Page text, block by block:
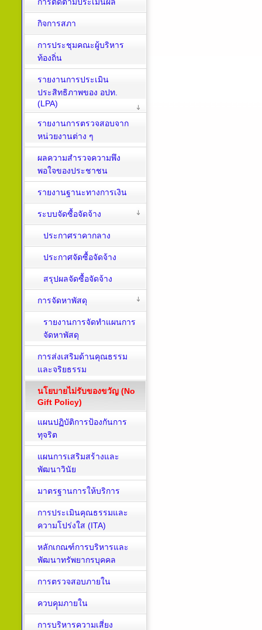
กิจการสภา
การประชุมคณะผู้บริหาร
ท้องถิ่น
รายงานการประเมิน
ประสิทธิภาพของ อปท.
(LPA)
รายงานการตรวจสอบจาก
หน่วยงานต่าง ๆ
ผลความสำรวจความพึง
พอใจของประชาชน
รายงานฐานะทางการเงิน
ระบบจัดซื้อจัดจ้าง
ประกาศราคากลาง
ประกาศจัดซื้อจัดจ้าง
สรุปผลจัดซื้อจัดจ้าง
การจัดหาพัสดุ
รายงานการจัดทำแผนการ
จัดหาพัสดุ
การส่งเสริมด้านคุณธรรม
และจริยธรรม
นโยบายไม่รับของขวัญ (No
Gift Policy)
แผนปฏิบัติการป้องกันการ
ทุจริต
แผนการเสริมสร้างและ
พัฒนาวินัย
มาตรฐานการให้บริการ
การประเมินคุณธรรมและ
ความโปร่งใส (ITA)
หลักเกณฑ์การบริหารและ
พัฒนาทรัพยากรบุคคล
การตรวจสอบภายใน
ควบคุุมภายใน
การบริหารความเสี่ยง